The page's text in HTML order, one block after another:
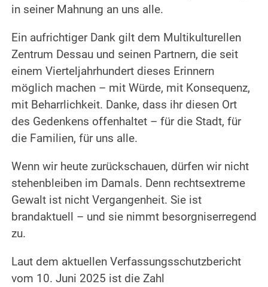
in seiner Mahnung an uns alle.
Ein aufrichtiger Dank gilt dem Multikulturellen
Zentrum Dessau und seinen Partnern, die seit
einem Vierteljahrhundert dieses Erinnern
möglich machen – mit Würde, mit Konsequenz,
mit Beharrlichkeit. Danke, dass ihr diesen Ort
des Gedenkens offenhaltet – für die Stadt, für
die Familien, für uns alle.
Wenn wir heute zurückschauen, dürfen wir nicht
stehenbleiben im Damals. Denn rechtsextreme
Gewalt ist nicht Vergangenheit. Sie ist
brandaktuell – und sie nimmt besorgniserregend
zu.
Laut dem aktuellen Verfassungsschutzbericht
vom 10. Juni 2025 ist die Zahl